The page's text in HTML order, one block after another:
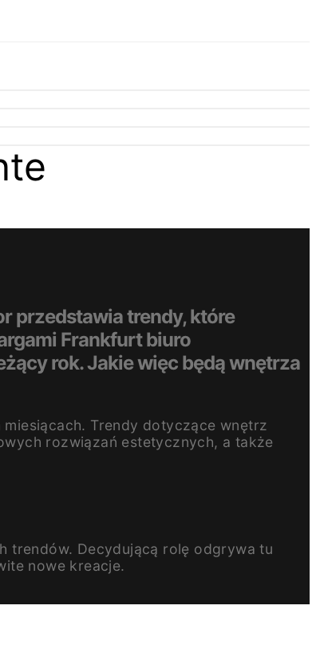
przedstawia trendy, które
Frankfurt biuro
rok. Jakie więc będą wnętrza
Trendy dotyczące wnętrz
rozwiązań estetycznych, a także
trendów. Decydującą rolę odgrywa tu
nowe kreacje.